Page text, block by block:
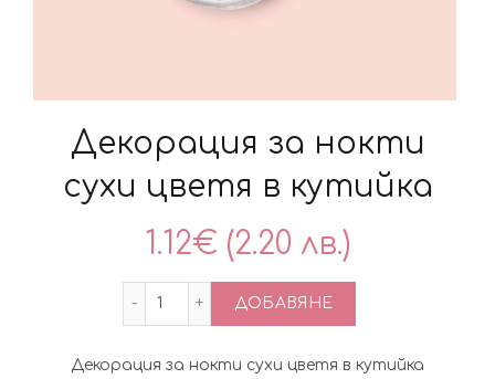
Декорация за нокти
сухи цветя в кутийка
1.12€ (2.20 лв.)
количество за Декорация за нокти
ДОБАВЯНЕ
Декорация за нокти сухи цветя в кутийка